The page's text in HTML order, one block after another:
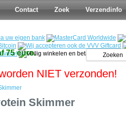
Contact Zoek Verzendinfo
75 euro.
NIET verzonden!
Skimmer